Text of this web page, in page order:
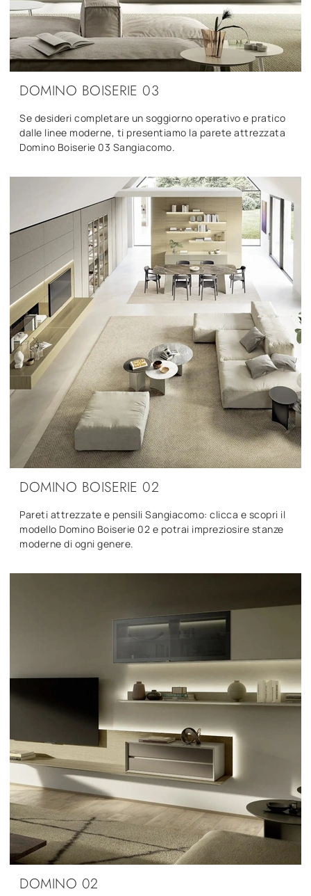
DOMINO BOISERIE 03
Se desideri completare un soggiorno operativo e pratico
dalle linee moderne, ti presentiamo la parete attrezzata
Domino Boiserie 03 Sangiacomo.
DOMINO BOISERIE 02
Pareti attrezzate e pensili Sangiacomo: clicca e scopri il
modello Domino Boiserie 02 e potrai impreziosire stanze
moderne di ogni genere.
DOMINO 02